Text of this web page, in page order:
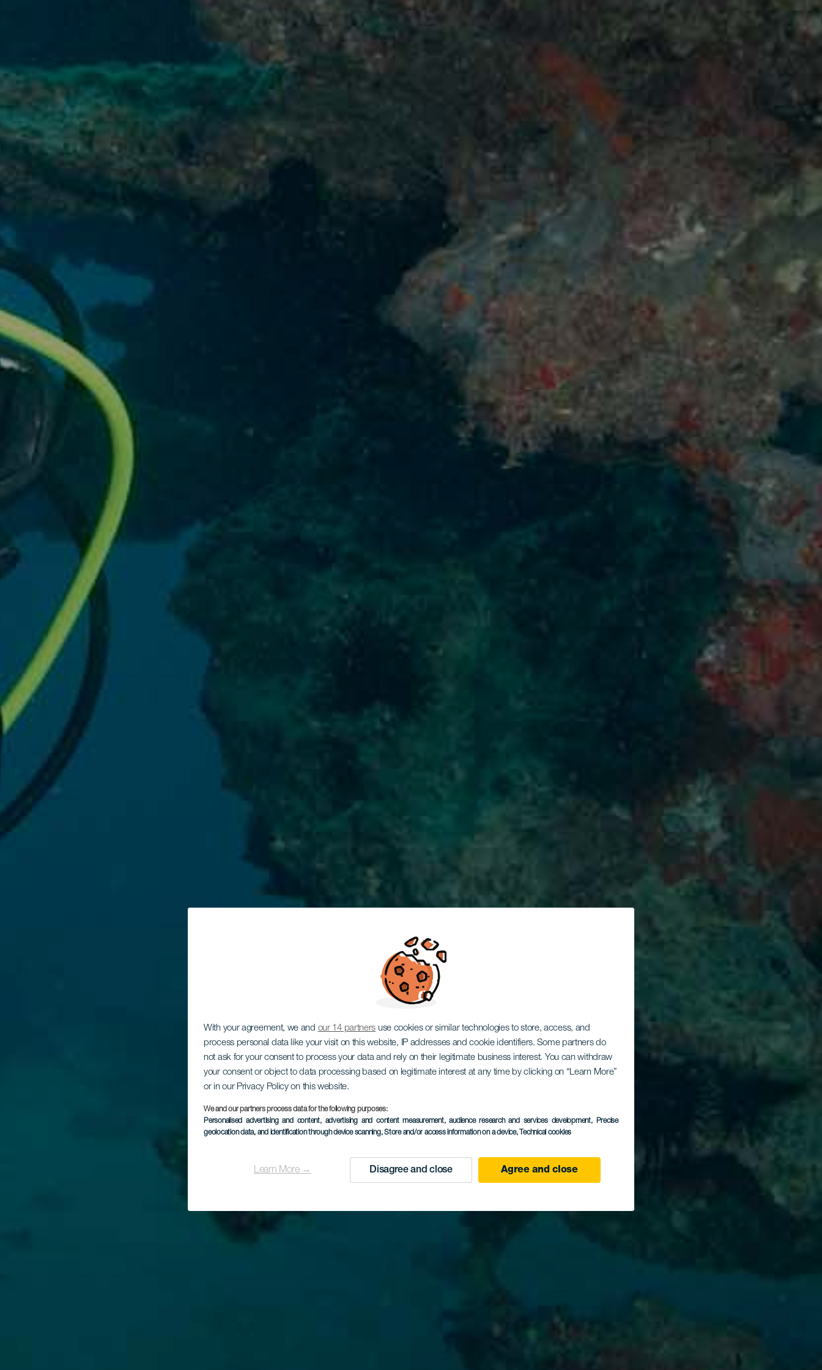
With your agreement, we and our 14 partners use cookies or similar technologies to store, access, and
process personal data like your visit on this website, IP addresses and cookie identifiers. Some partners do
not ask for your consent to process your data and rely on their legitimate business interest. You can withdraw
your consent or object to data processing based on legitimate interest at any time by clicking on “Learn More”
or in our Privacy Policy on this website.
We and our partners process data for the following purposes:
Personalised advertising and content, advertising and content measurement, audience research and services development, Precise
geolocation data, and identification through device scanning, Store and/or access information on a device, Technical cookies
Learn More → Disagree and close Agree and close